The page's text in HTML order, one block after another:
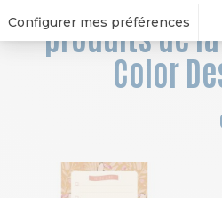
produits de
Color